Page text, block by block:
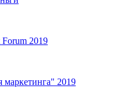
2019
2019